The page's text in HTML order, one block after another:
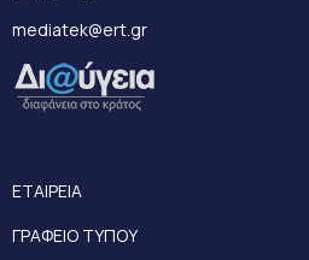
mediatek@ert.gr
ΕΤΑΙΡΕΙΑ
ΓΡΑΦΕΙΟ ΤΥΠΟΥ